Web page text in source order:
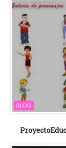
BLOG